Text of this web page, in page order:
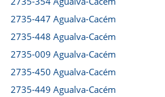
2735-447 Agualva-Cacém
2735-448 Agualva-Cacém
2735-009 Agualva-Cacém
2735-450 Agualva-Cacém
2735-449 Agualva-Cacém